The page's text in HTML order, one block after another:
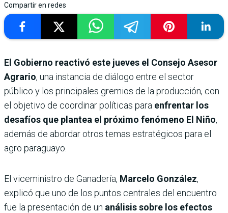
Compartir en redes
El Gobierno reactivó este jueves el Consejo Asesor
Agrario, una instancia de diálogo entre el sector
público y los principales gremios de la producción, con
el objetivo de coordinar políticas para enfrentar los
desafíos que plantea el próximo fenómeno El Niño,
además de abordar otros temas estratégicos para el
agro paraguayo.
El viceministro de Ganadería, Marcelo González,
explicó que uno de los puntos centrales del encuentro
fue la presentación de un análisis sobre los efectos